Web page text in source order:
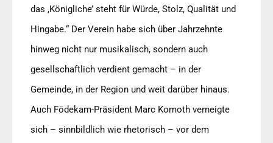
das ,Königliche’ steht für Würde, Stolz, Qualität und
Hingabe.“ Der Verein habe sich über Jahrzehnte
hinweg nicht nur musikalisch, sondern auch
gesellschaftlich verdient gemacht – in der
Gemeinde, in der Region und weit darüber hinaus.
Auch Födekam-Präsident Marc Komoth verneigte
sich – sinnbildlich wie rhetorisch – vor dem